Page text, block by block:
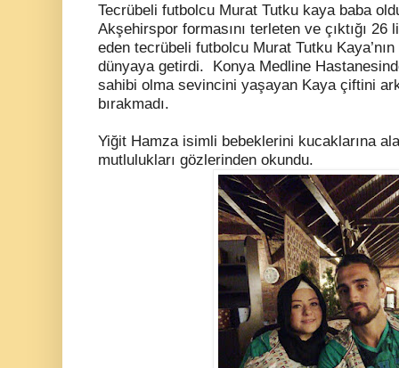
Tecrübeli futbolcu Murat Tutku kaya baba
Akşehirspor formasını terleten ve çıktığı
eden tecrübeli futbolcu Murat Tutku
dünyaya getirdi. Konya Medline
sahibi olma sevincini yaşayan Kaya çiftini
bırakmadı.
Yiğit Hamza isimli bebeklerini kucaklarına
mutlulukları gözlerinden okundu.